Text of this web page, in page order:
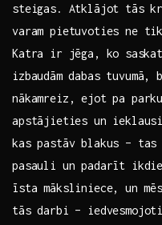
steigas. Atklājot tās
varam pietuvoties ne
Katra ir jēga, ko⁤
izbaudām ⁤dabas
nākamreiz, ejot pa
apstājieties un
kas pastāv blakus –
pasauli un padarīt
īsta māksliniece, ⁣un
tās darbi –